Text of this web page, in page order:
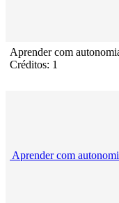
Aprender com
Créditos: 1
Aprender com